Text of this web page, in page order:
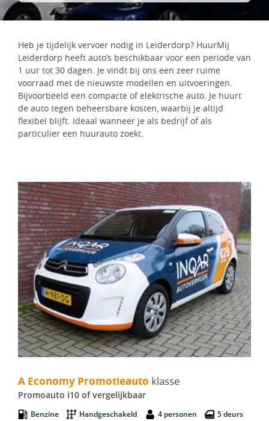
Heb je tijdelijk vervoer nodig in Leiderdorp? HuurMij
Leiderdorp heeft auto’s beschikbaar voor een periode van
1 uur tot 30 dagen. Je vindt bij ons een zeer ruime
voorraad met de nieuwste modellen en uitvoeringen.
Bijvoorbeeld een compacte of elektrische auto. Je huurt
de auto tegen beheersbare kosten, waarbij je altijd
flexibel blijft. Ideaal wanneer je als bedrijf of als
particulier een huurauto zoekt.
A Economy Promotieauto klasse
Promoauto i10 of vergelijkbaar
Benzine Handgeschakeld 4 personen 5 deurs